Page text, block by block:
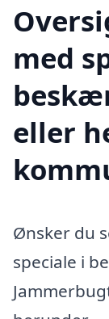
med
eller
Ønsker du
speciale i